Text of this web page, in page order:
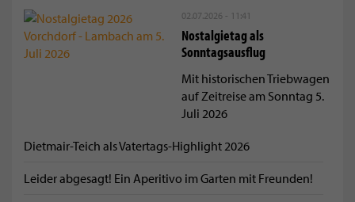
02.07.2026 - 11:41
Nostalgietag als
Sonntagsausflug
Mit historischen Triebwagen
auf Zeitreise am Sonntag 5.
Juli 2026
Dietmair-Teich als Vatertags-Highlight 2026
Leider abgesagt! Ein Aperitivo im Garten mit Freunden!